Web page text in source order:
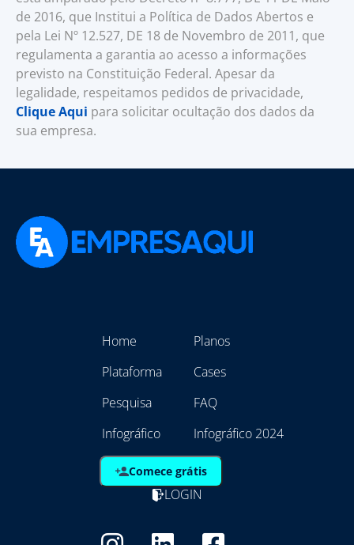
de 2016, que Institui a Política de Dados Abertos e
pela Lei Nº 12.527, DE 18 de Novembro de 2011, que
regulamenta a garantia ao acesso a informações
previsto na Constituição Federal. Apesar da
legalidade, respeitamos pedidos de privacidade,
Clique Aqui para solicitar ocultação dos dados da
sua empresa.
Home
Plataforma
Pesquisa
Infográfico
Planos
Cases
FAQ
Infográfico 2024
Comece grátis
LOGIN